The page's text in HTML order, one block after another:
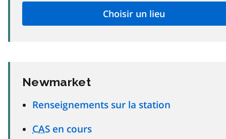
Newmarket
Renseignements sur la station
CAS en cours